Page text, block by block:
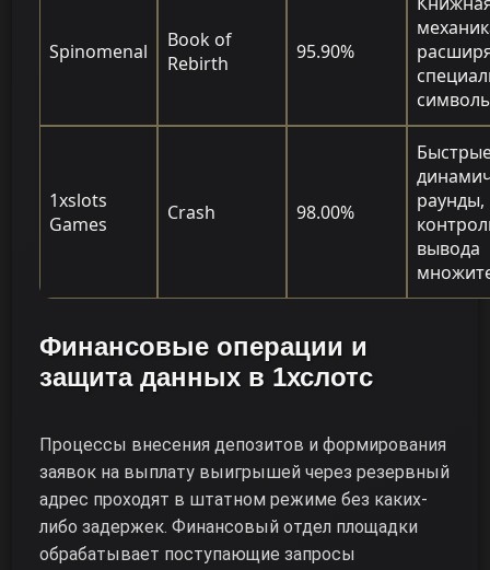
Spinomenal
Book of
Rebirth
95.90%
1xslots
Games
Crash 98.00%
вывода
Финансовые операции и
защита данных в 1хслотс
Процессы внесения депозитов и формирования
заявок на выплату выигрышей через резервный
адрес проходят в штатном режиме без каких-
либо задержек. Финансовый отдел площадки
обрабатывает поступающие запросы